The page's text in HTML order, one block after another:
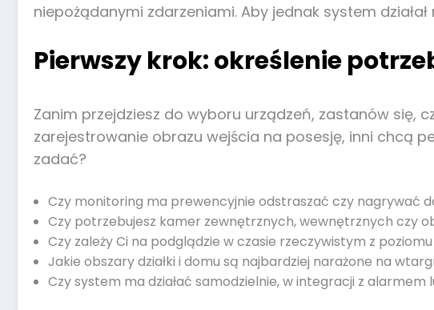
niepożądanymi zdarzeniami. Aby jednak system
Pierwszy krok: określenie
Zanim przejdziesz do wyboru urządzeń, zastanów się,
zarejestrowanie obrazu wejścia na posesję, inni chcą
zadać?
Czy monitoring ma prewencyjnie odstraszać czy nagrywać
Czy potrzebujesz kamer zewnętrznych, wewnętrznych czy
Czy zależy Ci na podglądzie w czasie rzeczywistym z
Jakie obszary działki i domu są najbardziej narażone na
Czy system ma działać samodzielnie, w integracji z alarmem